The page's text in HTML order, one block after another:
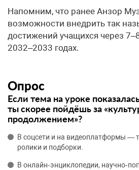
Напомним, что ранее Анзор
возможности внедрить так
достижений учащихся через
2032–2033 годах.
Опрос
Если тема на уроке
ты скорее пойдёшь за
продолжением»?
В соцсети и на видеоплатформы —
ролики и подборки.
В онлайн‑энциклопедии,